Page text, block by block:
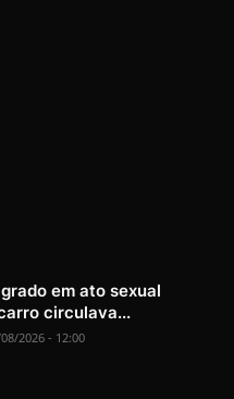
em ato sexual
circulava...
2026 - 12:00